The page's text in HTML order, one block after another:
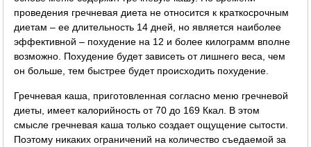
проведения гречневая диета не относится к краткосрочным
диетам – ее длительность 14 дней, но является наиболее
эффективной – похудение на 12 и более килограмм вполне
возможно. Похудение будет зависеть от лишнего веса, чем
он больше, тем быстрее будет происходить похудение.
Гречневая каша, приготовленная согласно меню гречневой
диеты, имеет калорийность от 70 до 169 Ккал. В этом
смысле гречневая каша только создает ощущение сытости.
Поэтому никаких ограничений на количество съедаемой за